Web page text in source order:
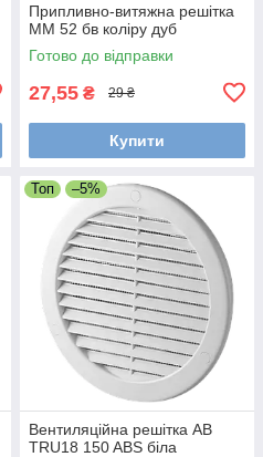
Припливно-витяжна решітка
ММ 52 бв коліру дуб
Готово до відправки
27,55 ₴ 29 ₴
Купити
Топ –5%
Вентиляційна решітка AB
TRU18 150 ABS біла